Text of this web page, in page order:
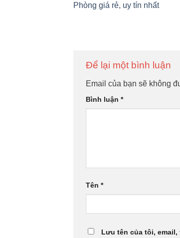
Phòng giá rẻ, uy tín nhất
Để lại một bình luận
Email của bạn sẽ không
Bình luận *
Tên *
Lưu tên của tôi,